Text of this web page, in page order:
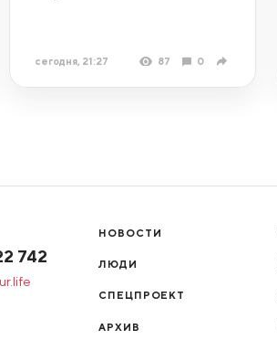
сегодня, 21:27 87 0
742
НОВОСТИ
ЛЮДИ
СПЕЦПРОЕКТ
АРХИВ